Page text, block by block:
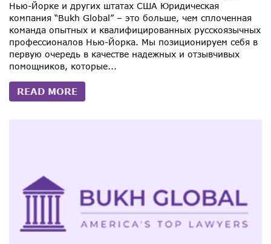
Нью-Йорке и других штатах США Юридическая
компания “Bukh Global” – это больше, чем сплоченная
команда опытных и квалифицированных русскоязычных
профессионалов Нью-Йорка. Мы позиционируем себя в
первую очередь в качестве надежных и отзывчивых
помощников, которые...
READ MORE